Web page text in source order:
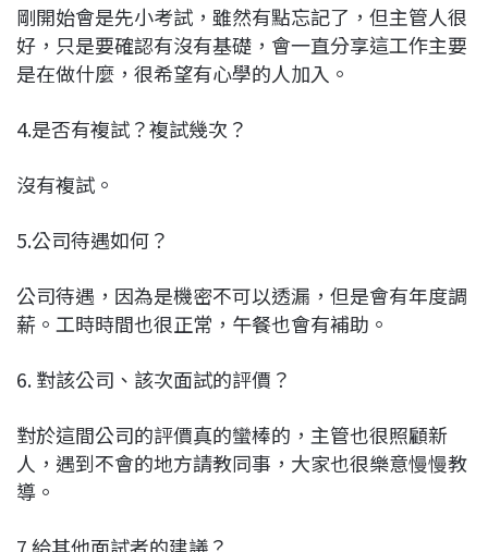
剛開始會是先小考試，雖然有點忘記了，但主管人很
好，只是要確認有沒有基礎，會一直分享這工作主要
是在做什麼，很希望有心學的人加入。
4.是否有複試？複試幾次？
沒有複試。
5.公司待遇如何？
公司待遇，因為是機密不可以透漏，但是會有年度調
薪。工時時間也很正常，午餐也會有補助。
6. 對該公司、該次面試的評價？
對於這間公司的評價真的蠻棒的，主管也很照顧新
人，遇到不會的地方請教同事，大家也很樂意慢慢教
導。
7.給其他面試者的建議？